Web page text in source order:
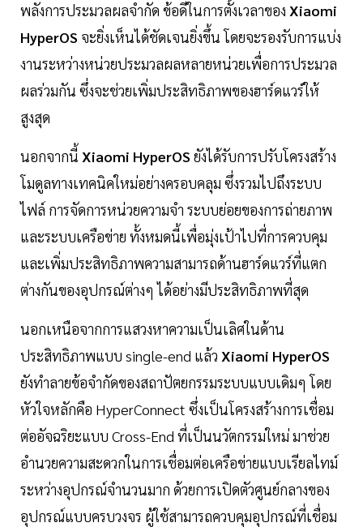
พลังการประมวลผลจำกัด ข้อดีในการตั้งเวลาของ Xiaomi
HyperOS จะยิ่งเห็นได้ชัดเจนยิ่งขึ้น โดยจะรองรับการแบ่ง
งานระหว่างหน่วยประมวลผลหลายหน่วยเพื่อการประมวล
ผลร่วมกัน ซึ่งจะช่วยเพิ่มประสิทธิภาพของฮาร์ดแวร์ให้
สูงสุด
นอกจากนี้ Xiaomi HyperOS ยังได้รับการปรับโครงสร้าง
โมดูลทางเทคนิคใหม่อย่างครอบคลุม ซึ่งรวมไปถึงระบบ
ไฟล์ การจัดการหน่วยความจำ ระบบย่อยของการถ่ายภาพ
และระบบเครือข่าย ทั้งหมดนี้เพื่อมุ่งเป้าไปที่การควบคุม
และเพิ่มประสิทธิภาพความสามารถด้านฮาร์ดแวร์ที่แตก
ต่างกันของอุปกรณ์ต่างๆ ได้อย่างมีประสิทธิภาพที่สุด
นอกเหนือจากการแสวงหาความเป็นเลิศในด้าน
ประสิทธิภาพแบบ single-end แล้ว Xiaomi HyperOS
ยังทำลายข้อจำกัดของสถาปัตยกรรมระบบแบบเดิมๆ โดย
หัวใจหลักคือ HyperConnect ซึ่งเป็นโครงสร้างการเชื่อม
ต่ออัจฉริยะแบบ Cross-End ที่เป็นนวัตกรรมใหม่ มาช่วย
อำนวยความสะดวกในการเชื่อมต่อเครือข่ายแบบเรียลไทม์
ระหว่างอุปกรณ์จำนวนมาก ด้วยการเปิดตัวศูนย์กลางของ
อุปกรณ์แบบครบวงจร ผู้ใช้สามารถควบคุมอุปกรณ์ที่เชื่อม